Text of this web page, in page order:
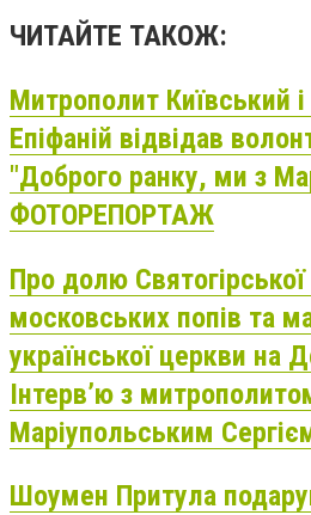
ЧИТАЙТЕ ТАКОЖ:
Митрополит Київський і
Епіфаній відвідав
"Доброго ранку, ми з
ФОТОРЕПОРТАЖ
Про долю
московських попів та
української церкви на
Інтерв’ю з
Маріупольським
Шоумен Притула